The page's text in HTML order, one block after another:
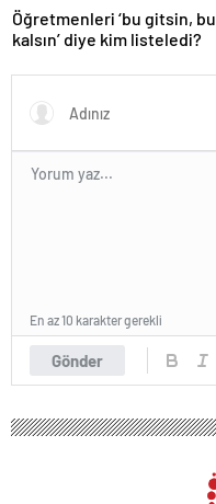
Öğretmenleri ‘bu gitsin, bu
kalsın’ diye kim listeledi?
Gönder
En az 10 karakter gerekli